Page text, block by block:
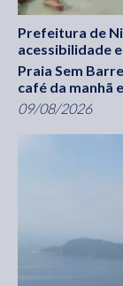
Prefeitura de
acessibilidade
Praia Sem
café da manhã
09/08/2026